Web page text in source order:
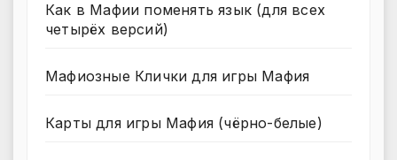
Как в Мафии поменять язык (для всех
четырёх версий)
Мафиозные Клички для игры Мафия
Карты для игры Мафия (чёрно-белые)